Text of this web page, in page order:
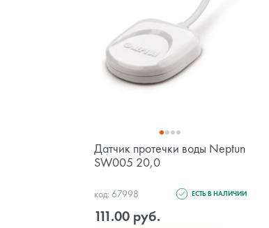
Датчик протечки воды Neptun
SW005 20,0
код: 67998 ЕСТЬ В НАЛИЧИИ
111.00 руб.